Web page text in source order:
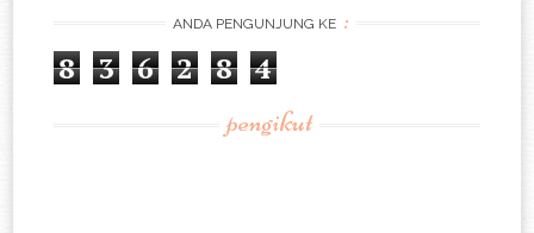
ANDA PENGUNJUNG KE :
8 3 6 2 8 4
pengikut